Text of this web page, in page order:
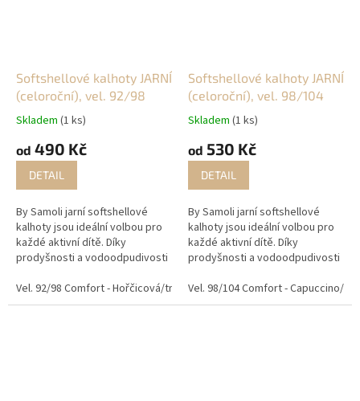
Softshellové kalhoty JARNÍ
(celoroční), vel. 92/98
Skladem (1 ks)
od 490 Kč
DETAIL
By Samoli jarní softshellové
kalhoty jsou ideální volbou pro
každé aktivní dítě. Díky
prodyšnosti a vodoodpudivosti
na venkovní dobrodružství, do
školy či školky. Ať už...
Vel. 92/98 Comfort - Hořčicová/tm. modrá Vel. 92/98 Comfort - Tm.
Softshellové kalhoty JARNÍ
(celoroční), vel. 98/104
Skladem (1 ks)
od 530 Kč
DETAIL
By Samoli jarní softshellové
kalhoty jsou ideální volbou pro
každé aktivní dítě. Díky
prodyšnosti a vodoodpudivosti
na venkovní dobrodružství, do
školy či školky. Ať už...
Vel. 98/104 Comfort - Capuccino/